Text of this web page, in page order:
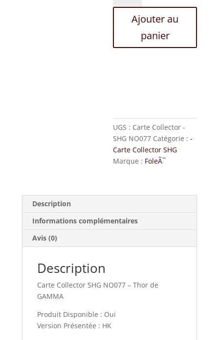
Carte
CollectorAjouter au
panier
UGS : Carte Collector -
SHG NO077 Catégorie :-
Carte Collector SHG
Marque : FoleÃ¯
Description
Informations complémentaires
Avis (0)
Description
Carte Collector SHG NO077 – Thor de
GAMMA
Produit Disponible : Oui
Version Présentée : HK